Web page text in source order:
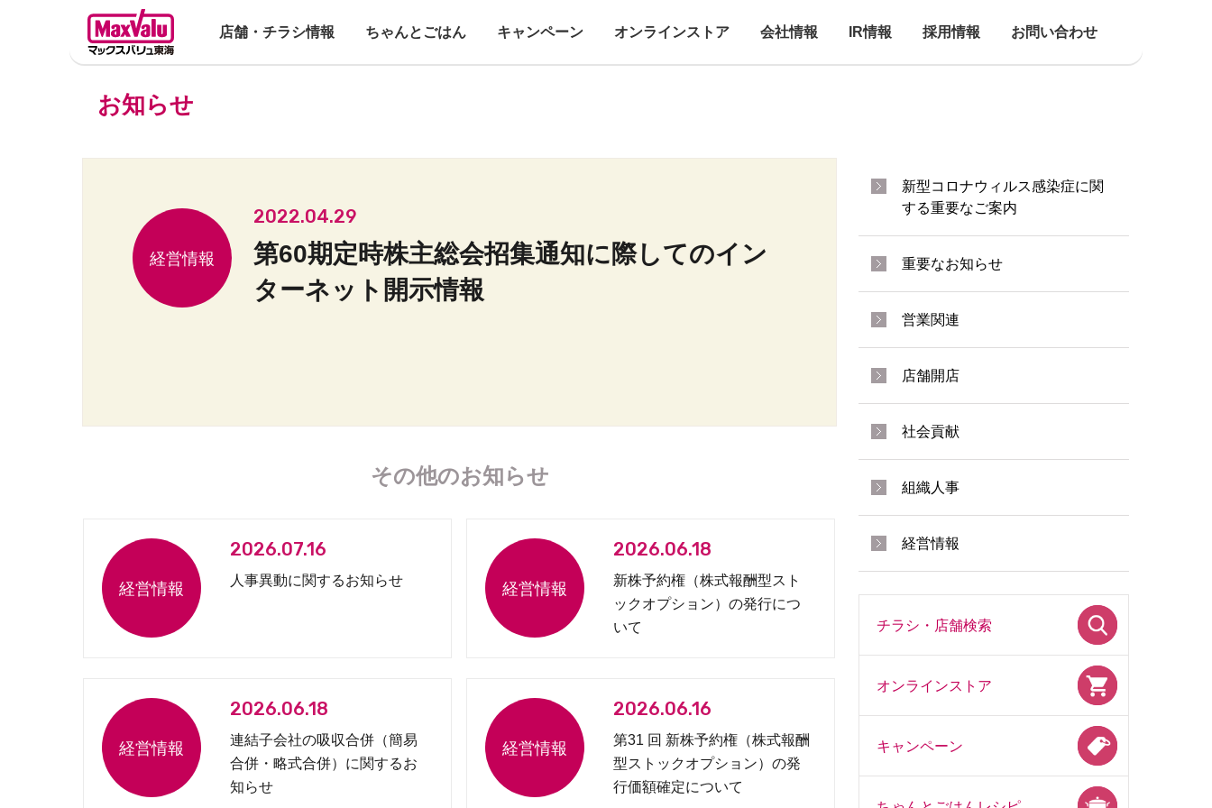
店舗・チラシ情報 ちゃんとごはん キャンペーン オンラインストア 会社情報 IR情報 採用情報 お問い合わせ
お知らせ
2022.04.29
第60期定時株主総会招集通知に際してのイン
ターネット開示情報
その他のお知らせ
2026.07.16
人事異動に関するお知らせ
2026.06.18
新株予約権（株式報酬型スト
ックオプション）の発行につ
いて
2026.06.18
連結子会社の吸収合併（簡易
合併・略式合併）に関するお
知らせ
2026.06.16
第31 回 新株予約権（株式報酬
型ストックオプション）の発
行価額確定について
新型コロナウィルス感染症に関
する重要なご案内
重要なお知らせ
営業関連
店舗開店
社会貢献
組織人事
経営情報
チラシ・店舗検索
オンラインストア
キャンペーン